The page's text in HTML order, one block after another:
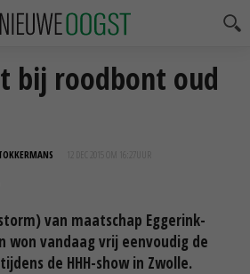
bij roodbont oud
12 DEC 2015 OM 16:27
van maatschap Eggerink-
won vandaag vrij eenvoudig de
de HHH-show in Zwolle.